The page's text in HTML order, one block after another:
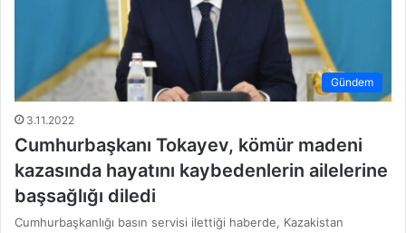
Gündem
3.11.2022
Cumhurbaşkanı Tokayev, kömür madeni
kazasında hayatını kaybedenlerin ailelerine
başsağlığı diledi
Cumhurbaşkanlığı basın servisi ilettiği haberde, Kazakistan